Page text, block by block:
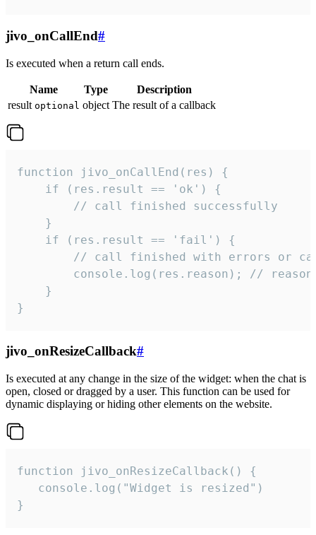
jivo_onCallEnd#
Is executed when a return call ends.
Name Type
Description
result optional object The result of a callback
function jivo_onCallEnd(res) {
    if (res.result == 'ok') {
        // call finished successfully
    }
    if (res.result == 'fail') {
// call finished with errors or
console.log(res.reason); //
    }
}
jivo_onResizeCallback#
Is executed at any change in the size of the widget: when the chat is
open, closed or dragged by a user. This function can be used for
dynamic displaying or hiding other elements on the website.
function jivo_onResizeCallback() {
   console.log("Widget is resized")
}